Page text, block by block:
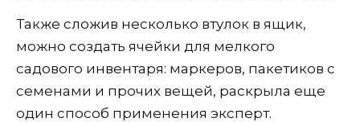
Также сложив несколько втулок в ящик,
можно создать ячейки для мелкого
садового инвентаря: маркеров, пакетиков с
семенами и прочих вещей, раскрыла еще
один способ применения эксперт.